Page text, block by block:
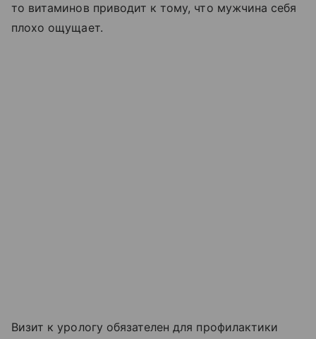
то витаминов приводит к тому, что мужчина себя
плохо ощущает.
Визит к урологу обязателен для профилактики